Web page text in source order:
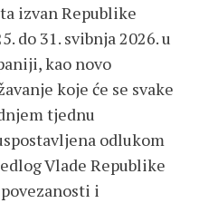
izvan Republike
do 31. svibnja 2026. u
kao novo
koje će se svake
tjednu
odlukom
Vlade Republike
i